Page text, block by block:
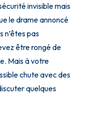
invisible mais
le drame annoncé
n’êtes pas
être rongé de
Mais à votre
chute avec des
quelques